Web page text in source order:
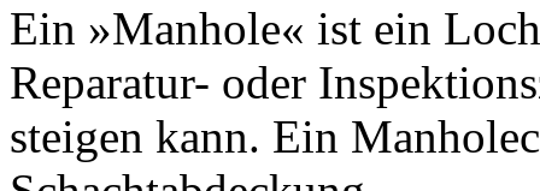
Ein »Manhole« ist ein
Reparatur- oder
steigen kann. Ein